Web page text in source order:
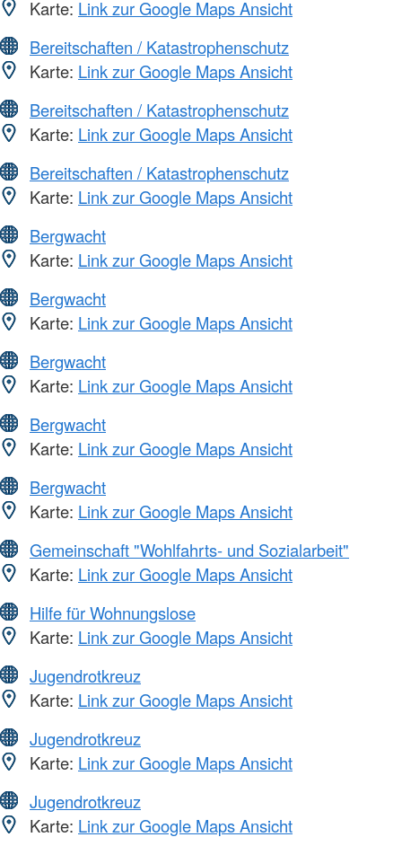
Karte: Link zur Google Maps Ansicht
Bereitschaften / Katastrophenschutz
Karte: Link zur Google Maps Ansicht
Bereitschaften / Katastrophenschutz
Karte: Link zur Google Maps Ansicht
Bereitschaften / Katastrophenschutz
Karte: Link zur Google Maps Ansicht
Bergwacht
Karte: Link zur Google Maps Ansicht
Bergwacht
Karte: Link zur Google Maps Ansicht
Bergwacht
Karte: Link zur Google Maps Ansicht
Bergwacht
Karte: Link zur Google Maps Ansicht
Bergwacht
Karte: Link zur Google Maps Ansicht
Gemeinschaft "Wohlfahrts- und Sozialarbeit"
Karte: Link zur Google Maps Ansicht
Hilfe für Wohnungslose
Karte: Link zur Google Maps Ansicht
Jugendrotkreuz
Karte: Link zur Google Maps Ansicht
Jugendrotkreuz
Karte: Link zur Google Maps Ansicht
Jugendrotkreuz
Karte: Link zur Google Maps Ansicht